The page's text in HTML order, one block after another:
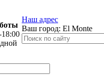
Наш адрес
Ваш город: El Monte